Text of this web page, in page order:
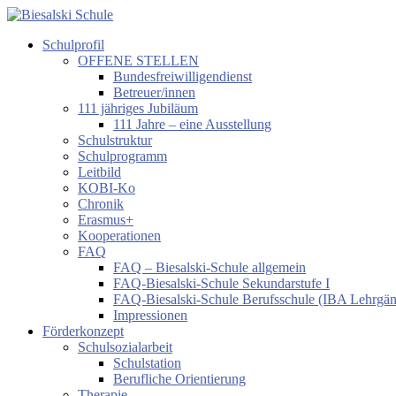
Zum
springen
Biesalski
Förderzentrum
körperliche
motorische
Entwicklung
Schulprofil
OFFENE STELLEN
Bundesfreiwilligendienst
Betreuer/innen
111 jähriges Jubiläum
111 Jahre – eine Ausstellung
Schulstruktur
Schulprogramm
Leitbild
KOBI-Ko
Chronik
Erasmus+
Kooperationen
FAQ
FAQ – Biesalski-Schule allgemein
FAQ-Biesalski-Schule Sekundarstufe I
FAQ-Biesalski-Schule Berufsschule (IBA
Impressionen
Förderkonzept
Schulsozialarbeit
Schulstation
Berufliche Orientierung